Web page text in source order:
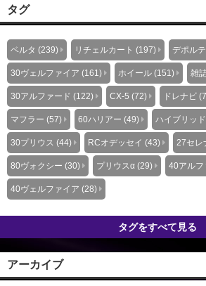
タグ
ベルタ (239) リチェルカート (197) デポル
30ヴェルファイア (161) ホイール (151) 雑
30アルファード (122) CX-5 (72) ドレナビ
マフラー (57) 60ハリアー (49) ハイブリッ
30プリウス (44) RCオデッセイ (43) 27セレ
80ヴォクシー (30) プリウスα (29) 40アルフ
40ヴェルファイア (28)
タグをすべて見る
アーカイブ